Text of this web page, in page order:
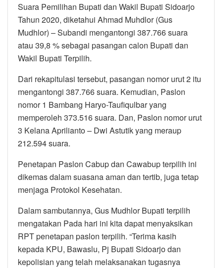
Suara Pemilihan Bupati dan Wakil Bupati Sidoarjo
Tahun 2020, diketahui Ahmad Muhdlor (Gus
Mudhlor) – Subandi mengantongi 387.766 suara
atau 39,8 % sebagai pasangan calon Bupati dan
Wakil Bupati Terpilih.
Dari rekapitulasi tersebut, pasangan nomor urut 2 itu
mengantongi 387.766 suara. Kemudian, Paslon
nomor 1 Bambang Haryo-Taufiqulbar yang
memperoleh 373.516 suara. Dan, Paslon nomor urut
3 Kelana Aprilianto – Dwi Astutik yang meraup
212.594 suara.
Penetapan Paslon Cabup dan Cawabup terpilih ini
dikemas dalam suasana aman dan tertib, juga tetap
menjaga Protokol Kesehatan.
Dalam sambutannya, Gus Mudhlor Bupati terpilih
mengatakan Pada hari ini kita dapat menyaksikan
RPT penetapan paslon terpilih. “Terima kasih
kepada KPU, Bawaslu, Pj Bupati Sidoarjo dan
kepolisian yang telah melaksanakan tugasnya